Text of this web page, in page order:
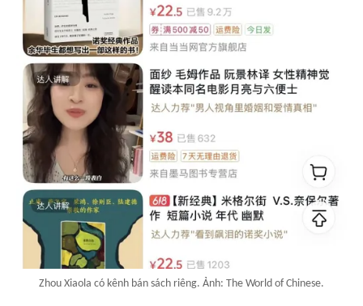
Zhou Xiaola có kênh bán sách riêng. Ảnh: The World of Chinese.